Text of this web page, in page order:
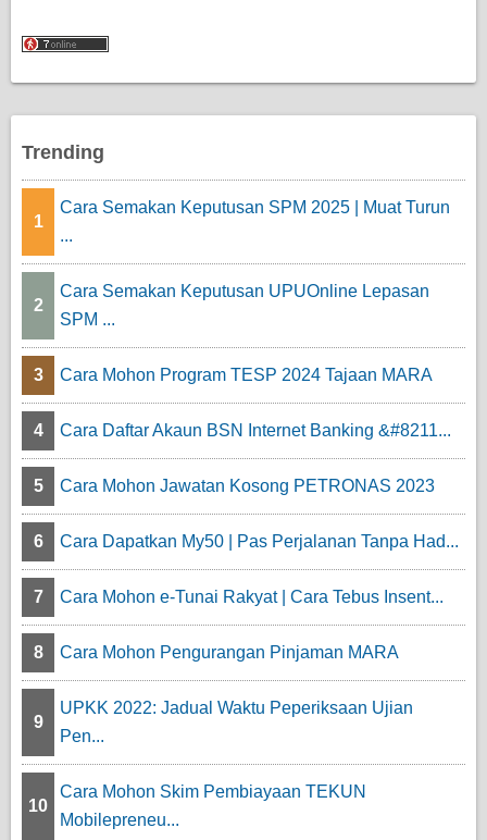
Trending
1
Cara Semakan Keputusan SPM 2025 | Muat Turun
...
2
Cara Semakan Keputusan UPUOnline Lepasan
SPM ...
3 Cara Mohon Program TESP 2024 Tajaan MARA
4 Cara Daftar Akaun BSN Internet Banking &#8211...
5 Cara Mohon Jawatan Kosong PETRONAS 2023
6 Cara Dapatkan My50 | Pas Perjalanan Tanpa Had...
7 Cara Mohon e-Tunai Rakyat | Cara Tebus Insent...
8 Cara Mohon Pengurangan Pinjaman MARA
9
UPKK 2022: Jadual Waktu Peperiksaan Ujian
Pen...
10
Cara Mohon Skim Pembiayaan TEKUN
Mobilepreneu...